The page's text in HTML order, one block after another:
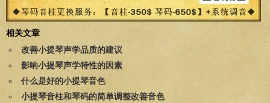
相关文章
改善小提琴声学品质的建议
影响小提琴声学特性的因素
什么是好的小提琴音色
小提琴音柱和琴码的简单调整改善音色